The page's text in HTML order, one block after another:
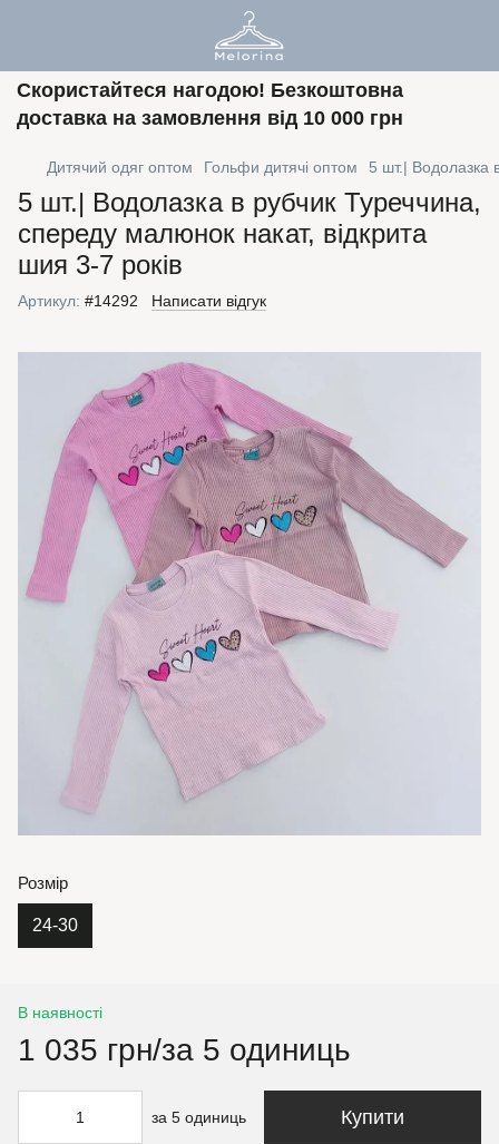
Скористайтеся нагодою! Безкоштовна
доставка на замовлення від 10 000 грн
Дитячий одяг оптом Гольфи дитячі оптом 5 шт.| Водолазка
5 шт.| Водолазка в рубчик Туреччина,
спереду малюнок накат, відкрита
шия 3-7 років
Артикул: #14292 Написати відгук
Розмір
24-30
В наявності
1 035 грн/за 5 одиниць
за 5 одиниць Купити